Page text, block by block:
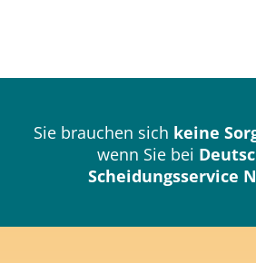
Sie brauchen sich keine
wenn Sie bei
Scheidungsservice